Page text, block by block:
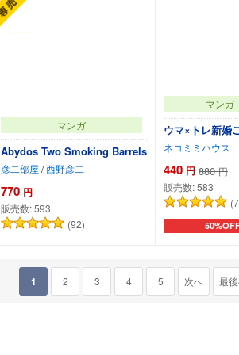
マンガ
Abydos Two Smoking Barrels
彦二部屋 /西野彦二
770 円
販売数:593
(92)
カートに追加
マンガ
ウマ×トレ新婚
ネコミミハウス
440 円 880 円
販売数:583
カートに
1 2 3 4 5 次へ 最